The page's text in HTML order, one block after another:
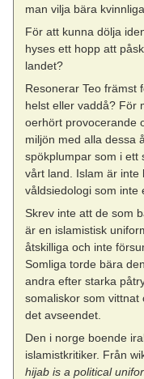
man vilja bära
För att kunna dölja
hyses ett hopp att
landet?
Resonerar Teo främst
helst eller vaddå? För
oerhört provocerande
miljön med alla dessa
spökplumpar som i ett
vårt land. Islam är inte
våldsiedologi som inte
Skrev inte att de som
är en islamistisk
åtskilliga och inte
Somliga torde bära
andra efter starka
somaliskor som
det avseendet.
Den i norge boende
islamistkritiker. Från
hijab is a political